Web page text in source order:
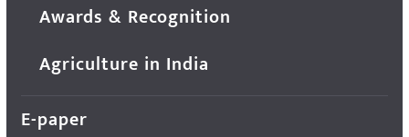
Awards & Recognition
Agriculture in India
E-paper